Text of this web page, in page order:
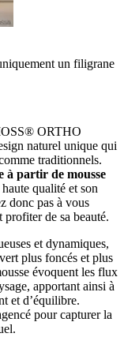
un filigrane
ORTHO
naturel unique qui
traditionnels.
à partir de mousse
qualité et son
donc pas à vous
de sa beauté.
et dynamiques,
plus foncés et plus
évoquent les flux
apportant ainsi à
et d’équilibre.
pour capturer la